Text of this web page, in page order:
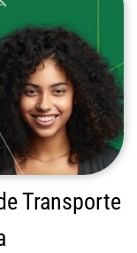
Transporte